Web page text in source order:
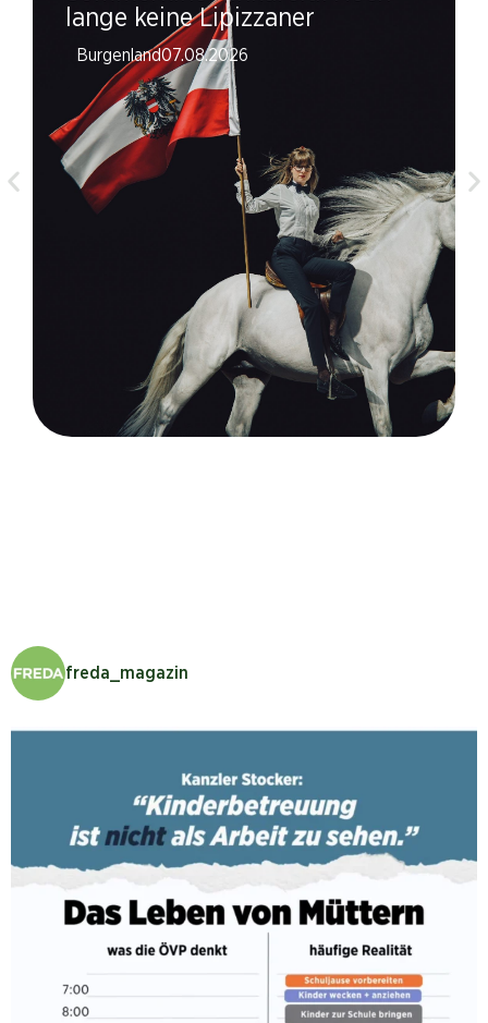
lange keine Lipizzaner
Burgenland07.08.2026
freda_magazin